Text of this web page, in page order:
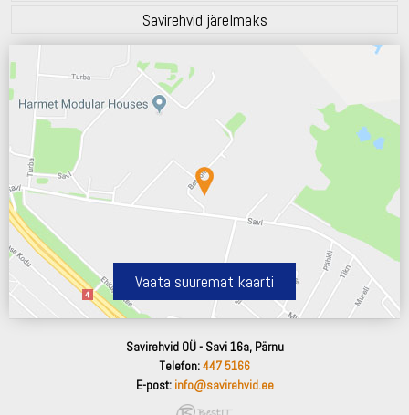
Savirehvid järelmaks
Vaata suuremat kaarti
Savirehvid OÜ - Savi 16a, Pärnu
Telefon:447 5166
E-post: info@savirehvid.ee